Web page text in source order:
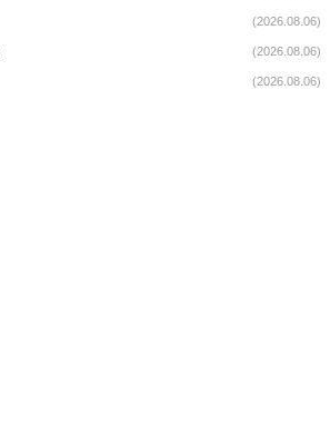
(2026.08.06)
(2026.08.06)
(2026.08.06)